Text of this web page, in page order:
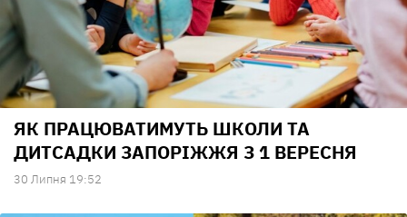
ЯК ПРАЦЮВАТИМУТЬ ШКОЛИ ТА
ДИТСАДКИ ЗАПОРІЖЖЯ З 1 ВЕРЕСНЯ
30 Липня 19:52